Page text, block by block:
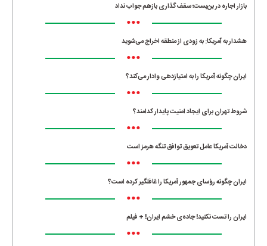
بازار اجاره در بن‌بست؛ سقف‌گذاری بازهم جواب نداد
•••
هشدار به آمریکا: به زودی از منطقه اخراج می‌شوید
•••
ایران چگونه آمریکا را به امتیازدهی وادار می‌کند؟
•••
شروط تهران برای ایجاد امنیت پایدار کدامند؟
•••
دخالت آمریکا عامل تعویق توافق تنگه هرمز است
•••
ایران چگونه رؤسای جمهور آمریکا را غافلگیر کرده است؟
•••
ایران را تست نکنید! جاده‌ی خشم ایران! + فیلم
•••